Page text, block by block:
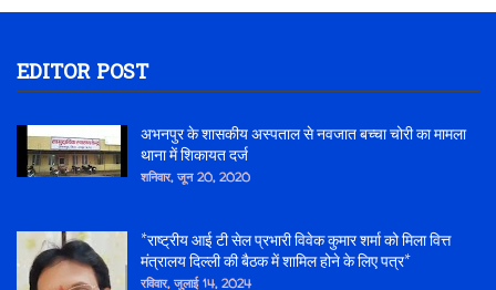
EDITOR POST
अभनपुर के शासकीय अस्पताल से नवजात बच्चा चोरी का मामला
थाना में शिकायत दर्ज
शनिवार, जून 20, 2020
*राष्ट्रीय आई टी सेल प्रभारी विवेक कुमार शर्मा को मिला वित्त
मंत्रालय दिल्ली की बैठक में शामिल होने के लिए पत्र*
रविवार, जुलाई 14, 2024